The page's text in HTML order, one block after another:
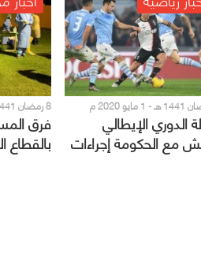
الدوري الإيطالي
مع الحكومة إجراءات
النشاط
8 رمضان 1441 هـ - 1 مايو 2020 م
فرق
بالقطاع
جولات